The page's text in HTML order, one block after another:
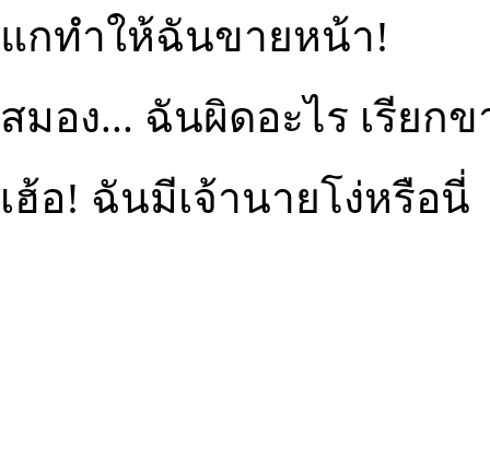
แกทำให้ฉันขายหน้า!
สมอง... ฉันผิดอะไร เรียก
เฮ้อ! ฉันมีเจ้านายโง่หรือนี่